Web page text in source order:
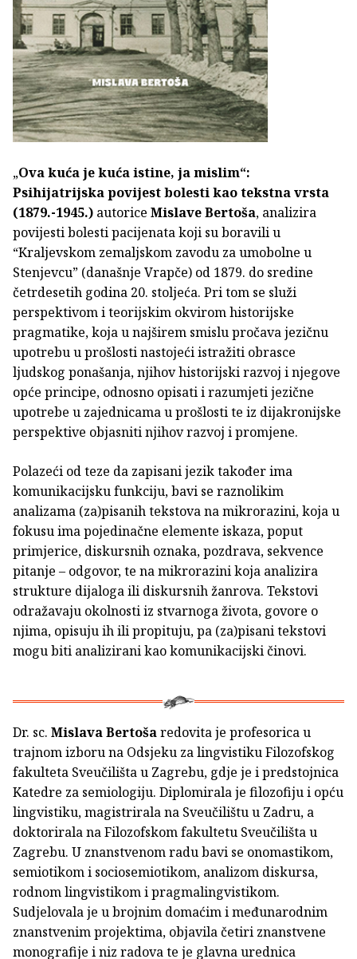
„Ova kuća je kuća istine, ja mislim“:
Psihijatrijska povijest bolesti kao tekstna vrsta
(1879.-1945.) autorice Mislave Bertoša, analizira
povijesti bolesti pacijenata koji su boravili u
“Kraljevskom zemaljskom zavodu za umobolne u
Stenjevcu” (današnje Vrapče) od 1879. do sredine
četrdesetih godina 20. stoljeća. Pri tom se služi
perspektivom i teorijskim okvirom historijske
pragmatike, koja u najširem smislu pročava jezičnu
upotrebu u prošlosti nastojeći istražiti obrasce
ljudskog ponašanja, njihov historijski razvoj i njegove
opće principe, odnosno opisati i razumjeti jezične
upotrebe u zajednicama u prošlosti te iz dijakronijske
perspektive objasniti njihov razvoj i promjene.
Polazeći od teze da zapisani jezik također ima
komunikacijsku funkciju, bavi se raznolikim
analizama (za)pisanih tekstova na mikrorazini, koja u
fokusu ima pojedinačne elemente iskaza, poput
primjerice, diskursnih oznaka, pozdrava, sekvence
pitanje – odgovor, te na mikrorazini koja analizira
strukture dijaloga ili diskursnih žanrova. Tekstovi
odražavaju okolnosti iz stvarnoga života, govore o
njima, opisuju ih ili propituju, pa (za)pisani tekstovi
mogu biti analizirani kao komunikacijski činovi.
Dr. sc. Mislava Bertošaredovita je profesorica u
trajnom izboru na Odsjeku za lingvistiku Filozofskog
fakulteta Sveučilišta u Zagrebu, gdje je i predstojnica
Katedre za semiologiju. Diplomirala je filozofiju i opću
lingvistiku, magistrirala na Sveučilištu u Zadru, a
doktorirala na Filozofskom fakultetu Sveučilišta u
Zagrebu. U znanstvenom radu bavi se onomastikom,
semiotikom i sociosemiotikom, analizom diskursa,
rodnom lingvistikom i pragmalingvistikom.
Sudjelovala je u brojnim domaćim i međunarodnim
znanstvenim projektima, objavila četiri znanstvene
monografije i niz radova te je glavna urednica